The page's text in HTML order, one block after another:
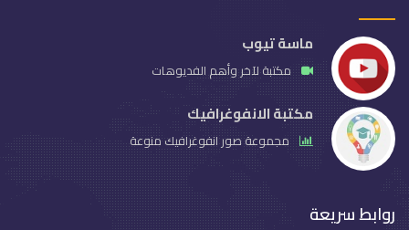
ماسة تيوب
مكتبة لآخر وأهم الفديوهات
مكتبة الانفوغرافيك
مجموعة صور انفوغرافيك منوعة
روابط سريعة